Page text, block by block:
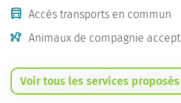
Accès transports en commun
Animaux de compagnie
Voir tous les services